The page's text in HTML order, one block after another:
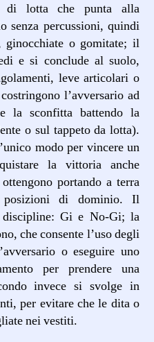
lotta che punta alla
senza percussioni, quindi
ginocchiate o gomitate; il
e si conclude al suolo,
leve articolari o
l’avversario ad
la sconfitta battendo la
o sul tappeto da lotta).
modo per vincere un
la vittoria anche
portando a terra
posizioni di dominio. Il
Gi e No-Gi; la
che consente l’uso degli
o eseguire uno
per prendere una
invece si svolge in
per evitare che le dita o
nei vestiti.